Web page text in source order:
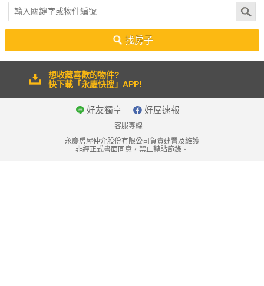
不限 20坪以下 20坪-30坪 30坪-40坪
40坪-50坪
50坪以上
找房子
想收藏喜歡的物件?
快下載「永慶快搜」APP!
好友獨享 好屋速報
客服專線
永慶房屋仲介股份有限公司負責建置及維護
非經正式書面同意，禁止轉貼節錄。